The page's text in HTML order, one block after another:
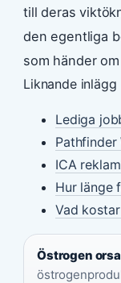
till deras
den egentliga
som händer
Liknande inlägg
Lediga
Pathfinder
ICA
Hur länge
Vad
Östrogen